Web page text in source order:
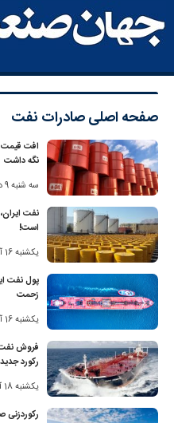
صفحه اصلیصادرات نفت
افت قیمت
نگه داشت
سه شنبه 9 دی 1404
است!
یکشنبه 16 آذر 1404
زحمت
یکشنبه 16 آذر 1404
رکورد
یکشنبه 18 آبان 1404
رکوردزنی